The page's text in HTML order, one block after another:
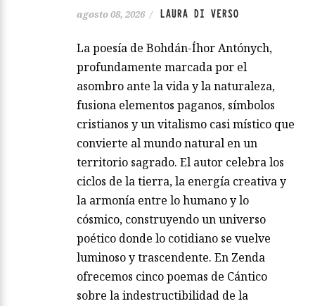
agosto 08, 2026 / LAURA DI VERSO
La poesía de Bohdán-Íhor Antónych,
profundamente marcada por el
asombro ante la vida y la naturaleza,
fusiona elementos paganos, símbolos
cristianos y un vitalismo casi místico que
convierte al mundo natural en un
territorio sagrado. El autor celebra los
ciclos de la tierra, la energía creativa y
la armonía entre lo humano y lo
cósmico, construyendo un universo
poético donde lo cotidiano se vuelve
luminoso y trascendente. En Zenda
ofrecemos cinco poemas de Cántico
sobre la indestructibilidad de la